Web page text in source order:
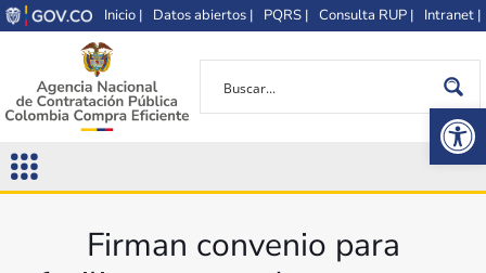
Inicio | Datos abiertos | PQRS | Consulta RUP | Intranet |
Firman convenio para